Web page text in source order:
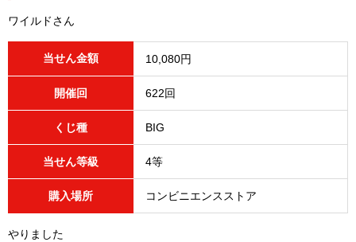
ワイルドさん
当せん金額 10,080円
開催回 622回
くじ種 BIG
当せん等級 4等
購入場所 コンビニエンスストア
やりました